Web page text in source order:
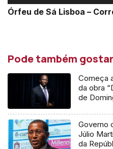
de
Órfeu de Sá Lisboa –
Pode também gostar
Começa
da obra
de
Governo
Júlio
da